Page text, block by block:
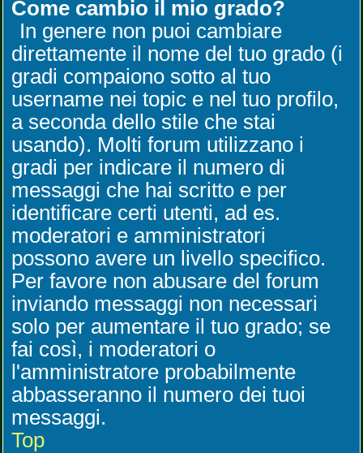
Come cambio il mio grado?
In genere non puoi cambiare
direttamente il nome del tuo grado (i
gradi compaiono sotto al tuo
username nei topic e nel tuo profilo,
a seconda dello stile che stai
usando). Molti forum utilizzano i
gradi per indicare il numero di
messaggi che hai scritto e per
identificare certi utenti, ad es.
moderatori e amministratori
possono avere un livello specifico.
Per favore non abusare del forum
inviando messaggi non necessari
solo per aumentare il tuo grado; se
fai così, i moderatori o
l'amministratore probabilmente
abbasseranno il numero dei tuoi
messaggi.
Top